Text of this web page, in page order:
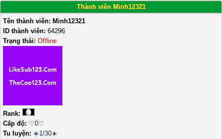
Thành viên Minh12321
Tên thành viên: Minh12321
ID thành viên: 64296
Trạng thái: Offline
Rank:
Cấp độ: ♡0♡
Tu luyện: ☀️1/30☀️